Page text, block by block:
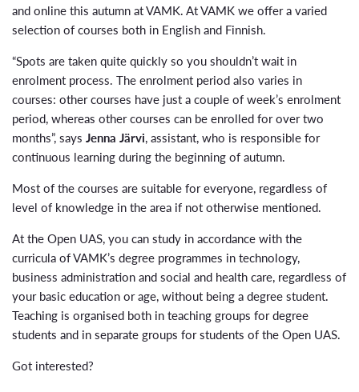
and online this autumn at VAMK. At VAMK we offer a varied
selection of courses both in English and Finnish.
“Spots are taken quite quickly so you shouldn’t wait in
enrolment process. The enrolment period also varies in
courses: other courses have just a couple of week’s enrolment
period, whereas other courses can be enrolled for over two
months”, says Jenna Järvi, assistant, who is responsible for
continuous learning during the beginning of autumn.
Most of the courses are suitable for everyone, regardless of
level of knowledge in the area if not otherwise mentioned.
At the Open UAS, you can study in accordance with the
curricula of VAMK’s degree programmes in technology,
business administration and social and health care, regardless of
your basic education or age, without being a degree student.
Teaching is organised both in teaching groups for degree
students and in separate groups for students of the Open UAS.
Got interested?